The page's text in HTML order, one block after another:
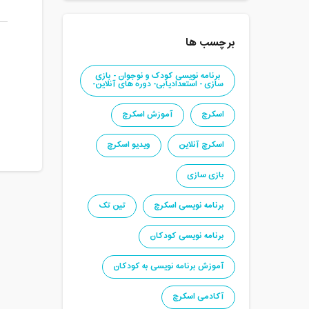
برچسب ها
برنامه نویسی کودک و نوجوان - بازی
سازی - استعدادیابی- دوره های آنلاین-
اسکرچ
آموزش اسکرچ
اسکرچ آنلاین
ویدیو اسکرچ
بازی سازی
برنامه نویسی اسکرچ
تین تک
برنامه نویسی کودکان
آموزش برنامه نویسی به کودکان
آکادمی اسکرچ